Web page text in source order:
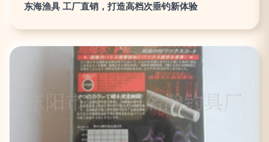
东海渔具 工厂直销，打造高档次垂钓新体验